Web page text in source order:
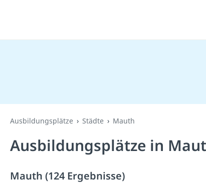
Ausbildungsplätze Städte Mauth
Ausbildungsplätze in
Mauth (124 Ergebnisse)